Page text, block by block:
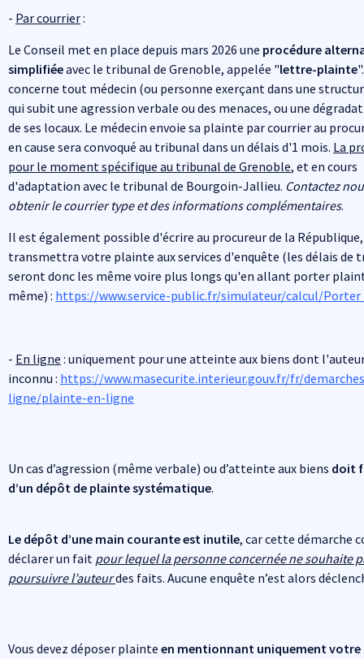
- Par courrier:
Le Conseil met en place depuis mars 2026 une procédure
simplifiéeavec le tribunal de Grenoble, appelée "lettre-plainte
concerne tout médecin (ou personne exerçant dans une
qui subit une agression verbale ou des menaces, ou une
de ses locaux. Le médecin envoie sa plainte par courrier au
en cause sera convoqué au tribunal dans un délais d'1 mois. La
pour le moment spécifique au tribunal de Grenoble, et en cours
d'adaptation avec le tribunal de Bourgoin-Jallieu. Contactez
obtenir le courrier type et des informations complémentaires.
Il est également possible d'écrire au procureur de la
transmettra votre plainte aux services d'enquête (les délais de
seront donc les même voire plus longs qu'en allant porter
même) : https://www.service-public.fr/simulateur/calcul/
- En ligne : uniquement pour une atteinte aux biens dont
inconnu : https://www.masecurite.interieur.gouv.fr/fr/
ligne/plainte-en-ligne
Un cas d’agression (même verbale) ou d’atteinte aux biens doit
d’un dépôt de plainte systématique.
Le dépôt d’une main courante est inutile, car cette démarche
déclarer un fait pour lequel la personne concernée ne souhaite
poursuivre l’auteurdes faits. Aucune enquête n’est alors
Vous devez déposer plainte en mentionnant uniquement votre